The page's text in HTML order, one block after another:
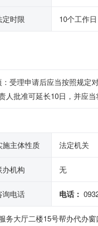
定时限 10个工作日
受理申请后应当按照规
批准可延长10日，并应当
施主体性质 法定机关
办机构 无
询电话 电话：
务大厅二楼15号帮办代办窗